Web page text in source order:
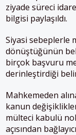
ziyade süreci
bilgisi paylaşıldı.
Siyasi sebeplerle
dönüştüğünün
birçok başvuru
derinleştirdiği
Mahkemeden
kanun
mülteci kabulü
açısından